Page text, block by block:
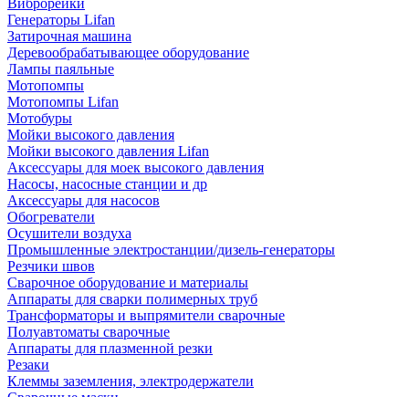
Виброрейки
Генераторы Lifan
Затирочная машина
Деревообрабатывающее оборудование
Лампы паяльные
Мотопомпы
Мотопомпы Lifan
Мотобуры
Мойки высокого давления
Мойки высокого давления Lifan
Аксессуары для моек высокого давления
Насосы, насосные станции и др
Аксессуары для насосов
Обогреватели
Осушители воздуха
Промышленные электростанции/дизель-генераторы
Резчики швов
Сварочное оборудование и материалы
Аппараты для сварки полимерных труб
Трансформаторы и выпрямители сварочные
Полуавтоматы сварочные
Аппараты для плазменной резки
Резаки
Клеммы заземления, электродержатели